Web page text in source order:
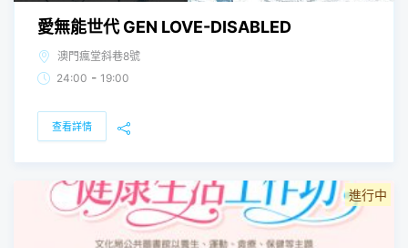
愛無能世代 GEN LOVE-DISABLED
澳門瘋堂斜巷8號
24:00 - 19:00
查看詳情
進行中